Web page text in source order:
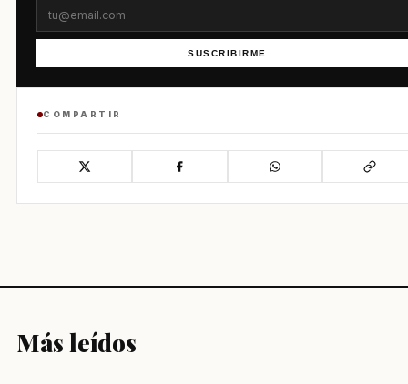
SUSCRIBIRME
COMPARTIR
Más leídos